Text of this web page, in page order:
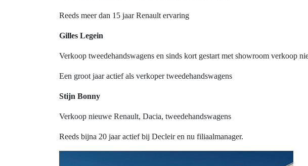
Reeds meer dan 15 jaar Renault ervaring
Gilles Legein
Verkoop tweedehandswagens en sinds kort gestart met showroom verkoop
Een groot jaar actief als verkoper tweedehandswagens
Stijn Bonny
Verkoop nieuwe Renault, Dacia, tweedehandswagens
Reeds bijna 20 jaar actief bij Decleir en nu filiaalmanager.